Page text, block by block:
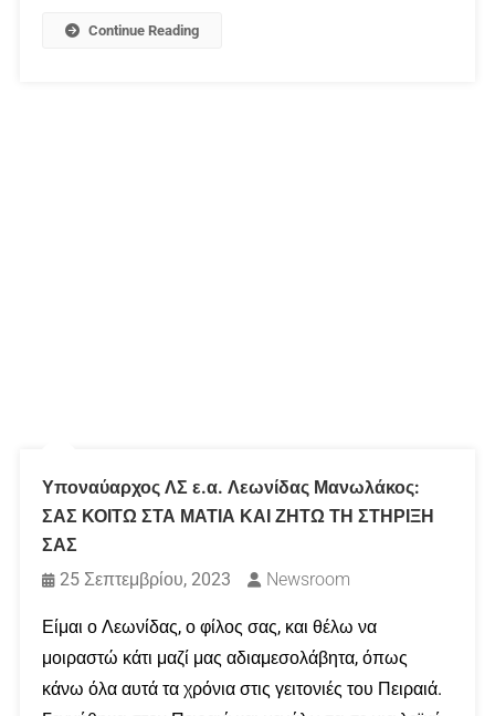
Continue Reading
Υποναύαρχος ΛΣ ε.α. Λεωνίδας Μανωλάκος:
ΣΑΣ ΚΟΙΤΩ ΣΤΑ ΜΑΤΙΑ ΚΑΙ ΖΗΤΩ ΤΗ ΣΤΗΡΙΞΗ
ΣΑΣ
25 Σεπτεμβρίου, 2023
Newsroom
Είμαι ο Λεωνίδας, ο φίλος σας, και θέλω να
μοιραστώ κάτι μαζί μας αδιαμεσολάβητα, όπως
κάνω όλα αυτά τα χρόνια στις γειτονιές του Πειραιά.